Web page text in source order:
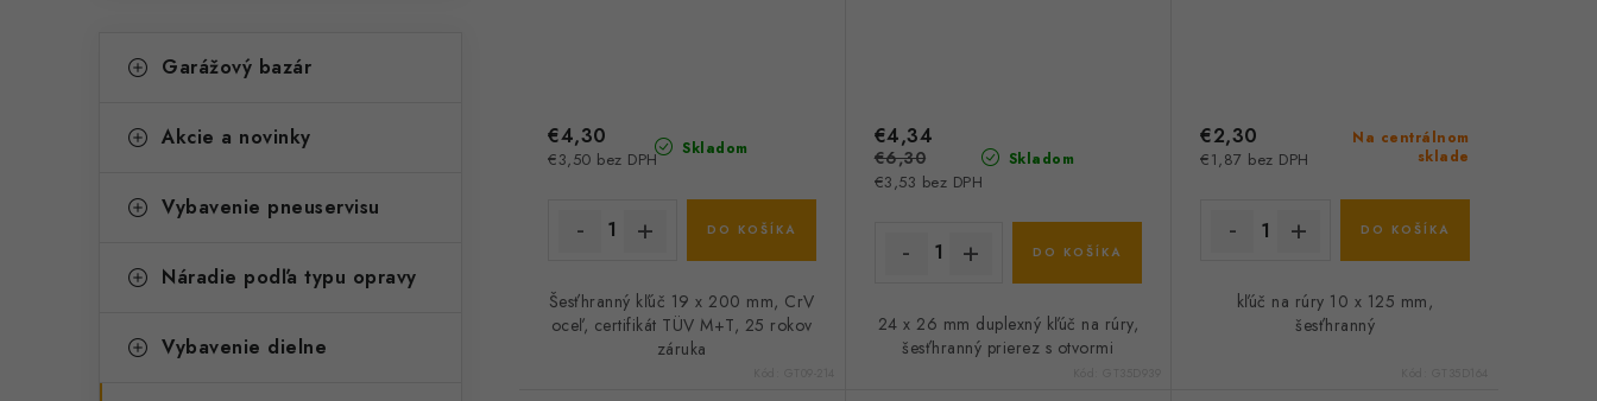
kategórieGarážový bazár
Akcie a novinky
Vybavenie pneuservisu
Náradie podľa typu opravy
Vybavenie dielne
u
k
t
o
v
Skladom
€3,50 bez DPH
€4,30
DO KOŠÍKA
Šesťhranný kľúč 19 x 200 mm, CrV
oceľ, certifikát TÜV M+T, 25 rokov
záruka
Skladom
€3,53 bez DPH
€4,34
€6,30
DO KOŠÍKA
24 x 26 mm duplexný kľúč na rúry,
šesťhranný prierez s otvormi
Na centrálnom
sklade
€1,87 bez DPH
€2,30
DO KOŠÍKA
kľúč na rúry 10 x 125 mm,
šesťhranný